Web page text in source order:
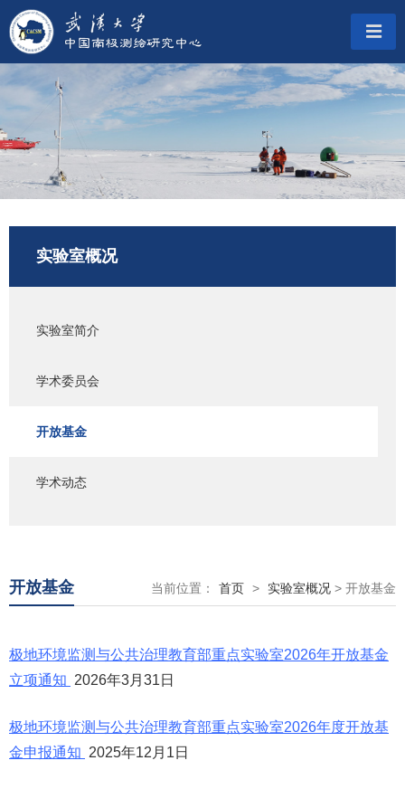
实验室概况
实验室简介
学术委员会
开放基金
学术动态
开放基金 当前位置： 首页 > 实验室概况 > 开放基金
极地环境监测与公共治理教育部重点实验室2026年开放基金
立项通知 2026年3月31日
极地环境监测与公共治理教育部重点实验室2026年度开放基
金申报通知 2025年12月1日